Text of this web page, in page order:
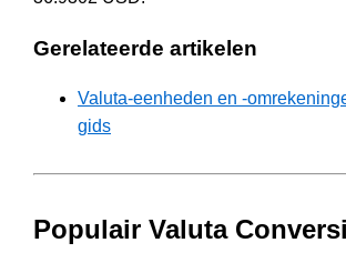
Gerelateerde artikelen
Valuta-eenheden en -
gids
Populair Valuta